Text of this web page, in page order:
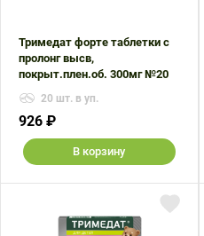
Тримедат форте таблетки с
пролонг высв,
покрыт.плен.об. 300мг №20
20 шт. в уп.
926 ₽
В корзину